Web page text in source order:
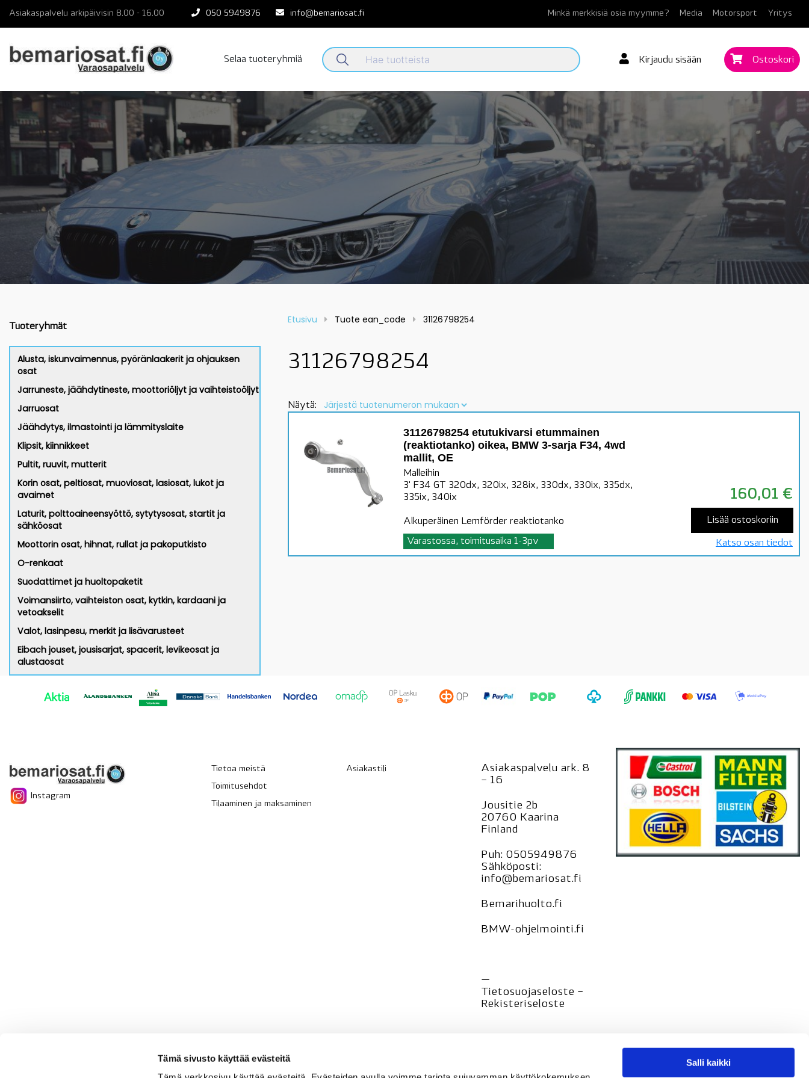
Tämä sivusto käyttää evästeitä
Salli kaikki
content
Asiakaspalvelu arkipäivisin 8.00 - 16.00 050 5949876 info@bemariosat.fi Minkä merkkisiä osia myymme? Media Motorsport Yritys
Selaa tuoteryhmiä Kirjaudu sisään Ostoskori
Tuoteryhmät
Alusta, iskunvaimennus, pyöränlaakerit ja ohjauksen
osat
Jarruneste, jäähdytineste, moottoriöljyt ja vaihteistoöljyt
Jarruosat
Jäähdytys, ilmastointi ja lämmityslaite
Klipsit, kiinnikkeet
Pultit, ruuvit, mutterit
Korin osat, peltiosat, muoviosat, lasiosat, lukot ja
avaimet
Laturit, polttoaineensyöttö, sytytysosat, startit ja
sähköosat
Moottorin osat, hihnat, rullat ja pakoputkisto
O-renkaat
Suodattimet ja huoltopaketit
Voimansiirto, vaihteiston osat, kytkin, kardaani ja
vetoakselit
Valot, lasinpesu, merkit ja lisävarusteet
Eibach jouset, jousisarjat, spacerit, levikeosat ja
alustaosat
Etusivu Tuote ean_code 31126798254
31126798254
Näytä:
31126798254 etutukivarsi etummainen
(reaktiotanko) oikea, BMW 3-sarja F34, 4wd
mallit, OE
Malleihin
3' F34 GT 320dx, 320ix, 328ix, 330dx, 330ix, 335dx,
335ix, 340ix
Alkuperäinen Lemförder reaktiotanko
Varastossa, toimitusaika 1-3pv
160,01 €
Lisää ostoskoriin
Katso osan tiedot
Instagram
Tietoa meistä
Toimitusehdot
Tilaaminen ja maksaminen
Asiakastili
Asiakaspalvelu ark. 8
– 16
Jousitie 2b
20760 Kaarina
Finland
Puh: 0505949876
Sähköposti:
info@bemariosat.fi
Bemarihuolto.fi
BMW-ohjelmointi.fi
—
Tietosuojaseloste –
Rekisteriseloste